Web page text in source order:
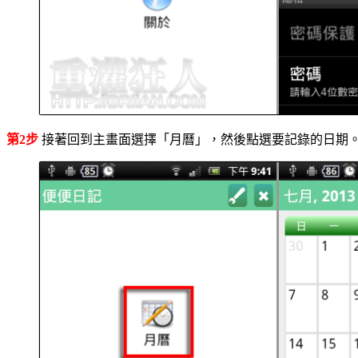
第2步 接著回到主畫面選擇「月曆」，然後點選要記錄的日期